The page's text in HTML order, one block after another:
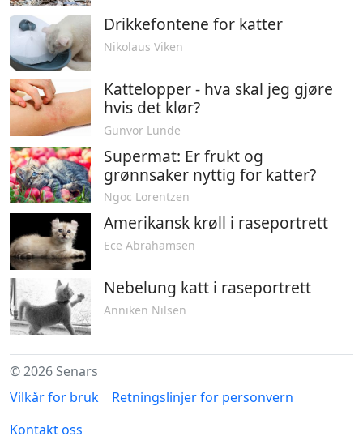
Drikkefontene for katter
Nikolaus Viken
Kattelopper - hva skal jeg gjøre
hvis det klør?
Gunvor Lunde
Supermat: Er frukt og
grønnsaker nyttig for katter?
Ngoc Lorentzen
Amerikansk krøll i raseportrett
Ece Abrahamsen
Nebelung katt i raseportrett
Anniken Nilsen
© 2026 Senars
Vilkår for bruk
Retningslinjer for personvern
Kontakt oss